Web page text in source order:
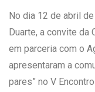
No dia 12 de abril
Duarte, a convite da
em parceria com o
apresentaram a
pares” no V